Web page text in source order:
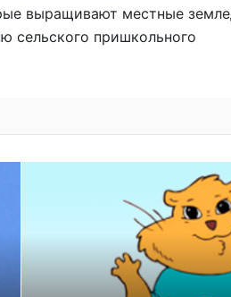
выращивают местные
сельского пришкольного